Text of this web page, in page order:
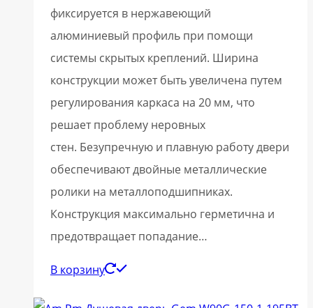
фиксируется в нержавеющий
алюминиевый профиль при помощи
системы скрытых креплений. Ширина
конструкции может быть увеличена путем
регулирования каркаса на 20 мм, что
решает проблему неровных
стен. Безупречную и плавную работу двери
обеспечивают двойные металлические
ролики на металлоподшипниках.
Конструкция максимально герметична и
предотвращает попадание…
В корзину